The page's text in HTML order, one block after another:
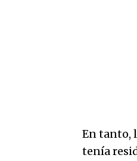
En tanto,
tenía